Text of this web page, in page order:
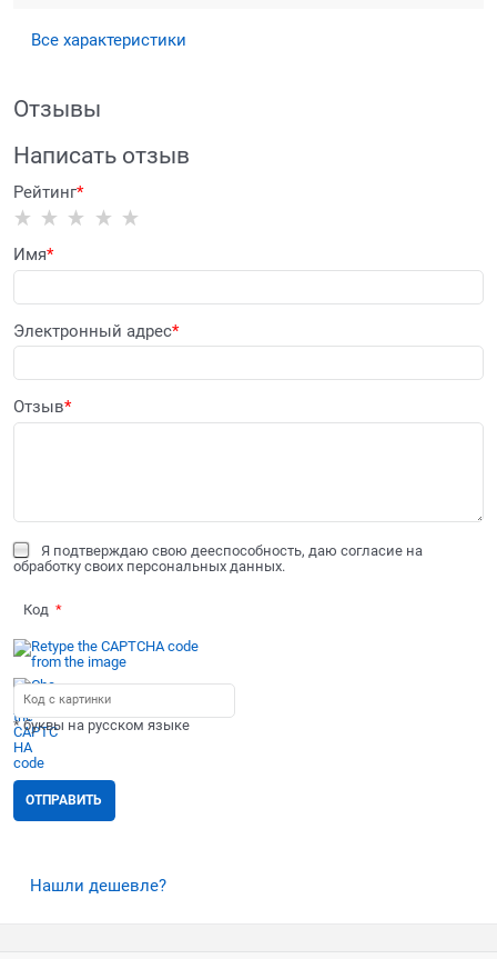
Все характеристики
Отзывы
Написать отзыв
Рейтинг
Имя
Электронный адрес
Отзыв
Я подтверждаю свою дееспособность, даю согласие на
обработку своих персональных данных.
Код
* буквы на русском языке
Нашли дешевле?